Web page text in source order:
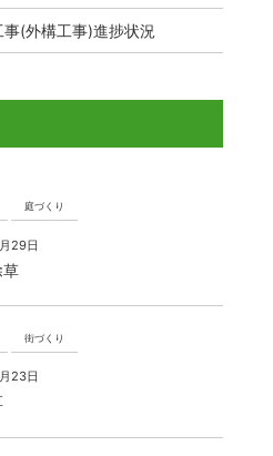
(外構工事)進捗状況
庭づくり
29日
草
街づくり
23日